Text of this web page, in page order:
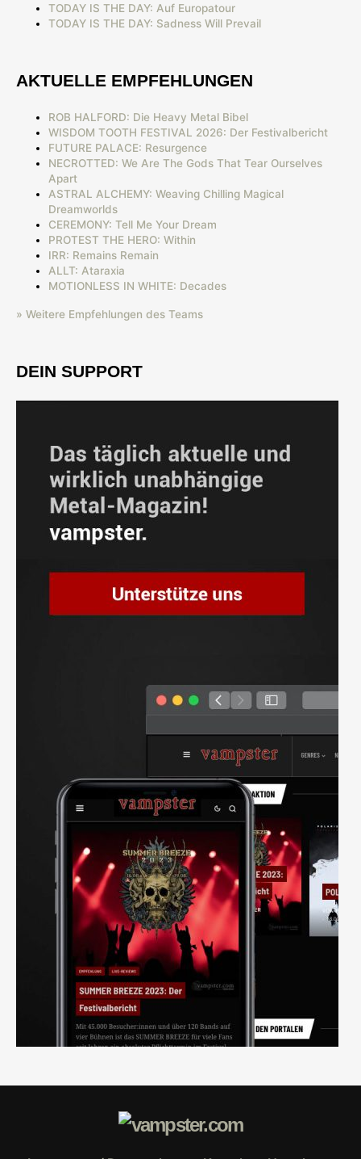
TODAY IS THE DAY: Auf Europatour
TODAY IS THE DAY: Sadness Will Prevail
AKTUELLE EMPFEHLUNGEN
ROB HALFORD: Die Heavy Metal Bibel
WISDOM TOOTH FESTIVAL 2026: Der Festivalbericht
FUTURE PALACE: Resurgence
NECROTTED: We Are The Gods That Tear Ourselves
Apart
ASTRAL ALCHEMY: Weaving Chilling Magical
Dreamworlds
CEREMONY: Tell Me Your Dream
PROTEST THE HERO: Within
IRR: Remains Remain
ALLT: Ataraxia
MOTIONLESS IN WHITE: Decades
» Weitere Empfehlungen des Teams
DEIN SUPPORT